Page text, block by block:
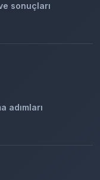
sonuçları
adımları